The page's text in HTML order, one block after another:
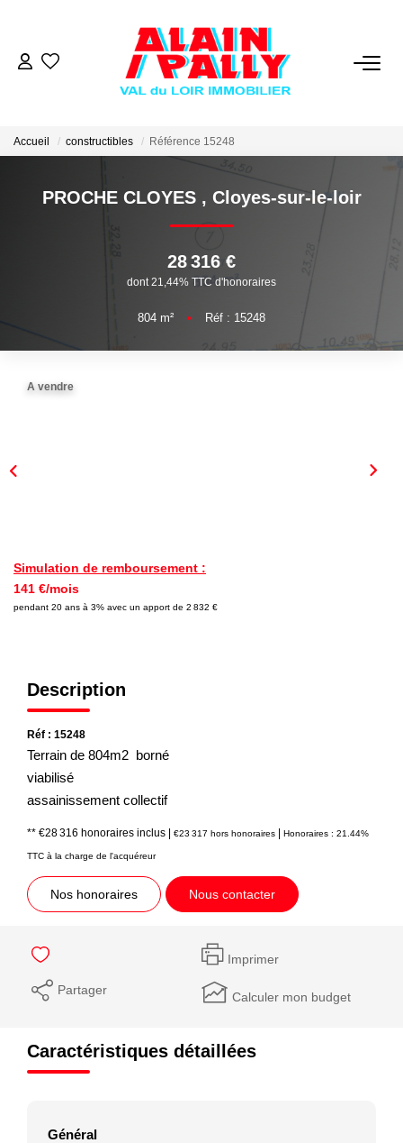
VENTE
LOCATION
GESTION
DERNIERES VENTES
Qui Sommes Nous
Accueil constructibles Référence 15248
PROCHE CLOYES , Cloyes-sur-le-loir
28 316 €
dont 21,44% TTC d'honoraires
804 m² • Réf : 15248
A vendre
Simulation de remboursement :
141 €/mois
pendant 20 ans à 3% avec un apport de 2 832 €
Description
Réf : 15248
Terrain de 804m2 borné
viabilisé
assainissement collectif
** €28 316 honoraires inclus | €23 317 hors honoraires | Honoraires : 21.44%
TTC à la charge de l'acquéreur
Nos honoraires Nous contacter
Imprimer
Partager Calculer mon budget
Caractéristiques détaillées
Général